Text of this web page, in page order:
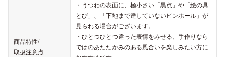
商品特性/
取扱注意点
・うつわの表面に、極小さい「黒点」や「絵の具
とび」、「下地まで達していないピンホール」が
見られる場合がございます。
・ひとつひとつ違った表情をみせる、手作りなら
ではのあたたかみのある風合いを楽しみたい方に